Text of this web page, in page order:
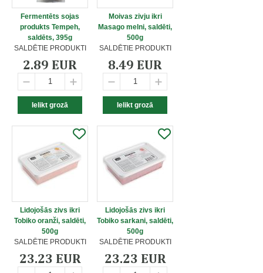
Fermentēts sojas
produkts Tempeh,
saldēts, 395g
SALDĒTIE PRODUKTI
2.89 EUR
Moivas zivju ikri
Masago melni, saldēti,
500g
SALDĒTIE PRODUKTI
8.49 EUR
Lidojošās zivs ikri
Tobiko oranži, saldēti,
500g
SALDĒTIE PRODUKTI
23.23 EUR
Lidojošās zivs ikri
Tobiko sarkani, saldēti,
500g
SALDĒTIE PRODUKTI
23.23 EUR